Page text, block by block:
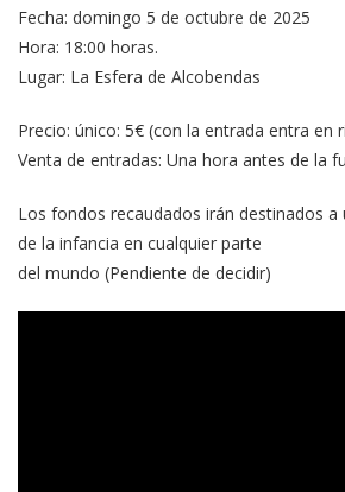
Fecha: domingo 5 de octubre de 2025
Hora: 18:00 horas.
Lugar: La Esfera de Alcobendas
Precio: único: 5€ (con la entrada entra en
Venta de entradas: Una hora antes de la
Los fondos recaudados irán destinados
de la infancia en cualquier parte
del mundo (Pendiente de decidir)